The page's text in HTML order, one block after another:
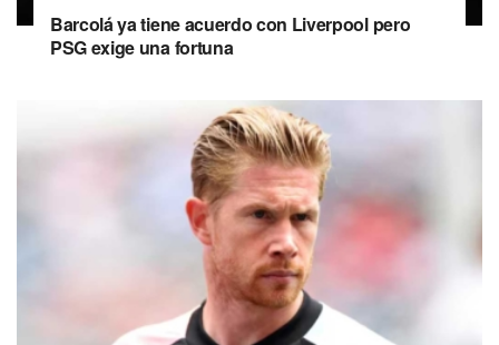
Barcolá ya tiene acuerdo con Liverpool pero
PSG exige una fortuna